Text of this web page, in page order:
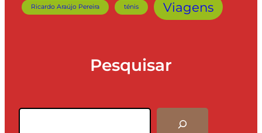
Ricardo Araújo Pereira ténis Viagens
Pesquisar